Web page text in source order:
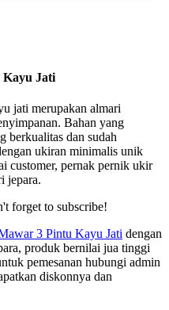
Jati
jati merupakan almari
Bahan yang
berkualitas dan sudah
ukiran minimalis unik
customer, pernak pernik ukir
jepara.
forget to subscribe!
3 Pintu Kayu Jati dengan
produk bernilai jua tinggi
pemesanan hubungi admin
diskonnya dan